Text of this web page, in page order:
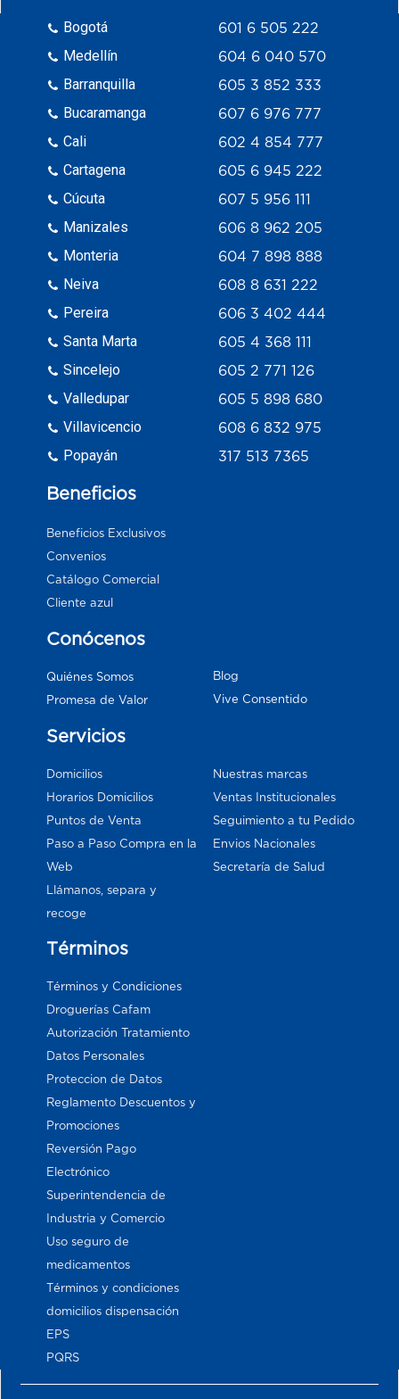
Bogotá
Medellín
Barranquilla
Bucaramanga
Cali
Cartagena
Cúcuta
Manizales
Monteria
Neiva
Pereira
Santa Marta
Sincelejo
Valledupar
Villavicencio
Popayán
601 6 505 222
604 6 040 570
605 3 852 333
607 6 976 777
602 4 854 777
605 6 945 222
607 5 956 111
606 8 962 205
604 7 898 888
608 8 631 222
606 3 402 444
605 4 368 111
605 2 771 126
605 5 898 680
608 6 832 975
317 513 7365
Beneficios
Beneficios Exclusivos
Convenios
Catálogo Comercial
Cliente azul
Conócenos
Quiénes Somos
Promesa de Valor
Blog
Vive Consentido
Servicios
Domicilios
Horarios Domicilios
Puntos de Venta
Paso a Paso Compra en la
Web
Llámanos, separa y
recoge
Nuestras marcas
Ventas Institucionales
Seguimiento a tu Pedido
Envios Nacionales
Secretaría de Salud
Términos
Términos y Condiciones
Droguerías Cafam
Autorización Tratamiento
Datos Personales
Proteccion de Datos
Reglamento Descuentos y
Promociones
Reversión Pago
Electrónico
Superintendencia de
Industria y Comercio
Uso seguro de
medicamentos
Términos y condiciones
domicilios dispensación
EPS
PQRS